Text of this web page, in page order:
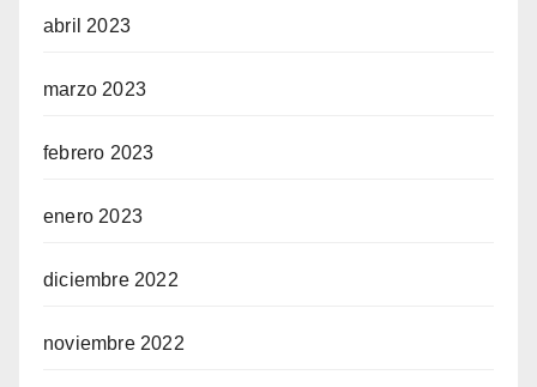
abril 2023
marzo 2023
febrero 2023
enero 2023
diciembre 2022
noviembre 2022